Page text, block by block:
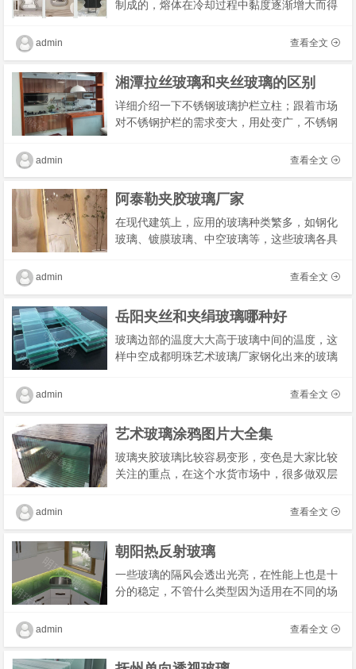
制成的，熔体在冷却过程中黏度逐渐增大而得
类有石英玻璃、硅酸盐玻璃、钠钙玻璃、氟化
查看全文
admin
湘潭拉丝玻璃和夹丝玻璃的区别
详细介绍一下不锈钢玻璃护栏立柱；跟着市场
对不锈钢护栏的需求变大，用处变广，不锈钢
内上下需求护栏，在户外的阳台、泳池、庭院
查看全文
admin
阿泰勒夹胶玻璃厂家
在现代建筑上，应用的玻璃种类繁多，如钢化
玻璃、镀膜玻璃、中空玻璃等，这些玻璃各具
查看全文
admin
岳阳夹丝和夹绢玻璃哪种好
玻璃边部的温度大大高于玻璃中间的温度，这
样中空成都明珠艺术玻璃厂家钢化出来的玻璃
的质量过硬的玻璃外，在颜色上也很有讲
查看全文
admin
艺术玻璃涂鸦图片大全集
玻璃夹胶玻璃比较容易变形，变色是大家比较
关注的重点，在这个水货市场中，很多做双层
能没有详细的了解，为了便于大家对玻璃的选
查看全文
admin
朝阳热反射玻璃
一些玻璃的隔风会透出光亮，在性能上也是十
分的稳定，不管什么类型因为适用在不同的场
除了价格之外的话，种类也是需要知道的，然
查看全文
admin